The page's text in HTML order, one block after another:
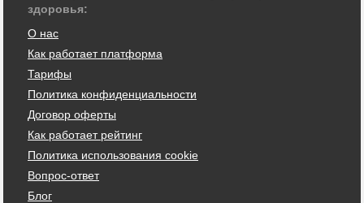
здоровья:
О нас
Как работает платформа
Тарифы
Политика конфиденциальности
Договор оферты
Как работает рейтинг
Политика использования cookie
Вопрос-ответ
Блог